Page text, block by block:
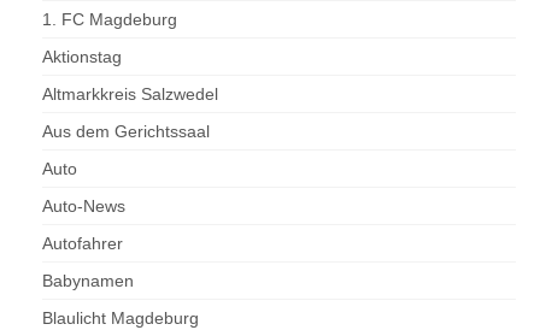
1. FC Magdeburg
Aktionstag
Altmarkkreis Salzwedel
Aus dem Gerichtssaal
Auto
Auto-News
Autofahrer
Babynamen
Blaulicht Magdeburg